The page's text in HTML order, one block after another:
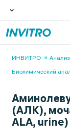
ИНВИТРО
Биохимический
(АЛК),
ALA, urine)